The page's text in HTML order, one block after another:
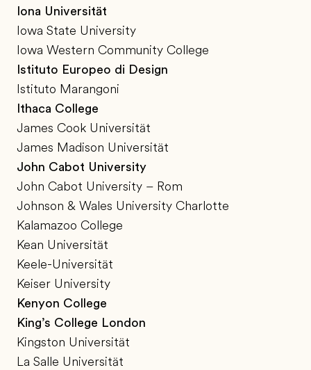
Iona Universität
Iowa State University
Iowa Western Community College
Istituto Europeo di Design
Istituto Marangoni
Ithaca College
James Cook Universität
James Madison Universität
John Cabot University
John Cabot University – Rom
Johnson & Wales University Charlotte
Kalamazoo College
Kean Universität
Keele-Universität
Keiser University
Kenyon College
King’s College London
Kingston Universität
La Salle Universität